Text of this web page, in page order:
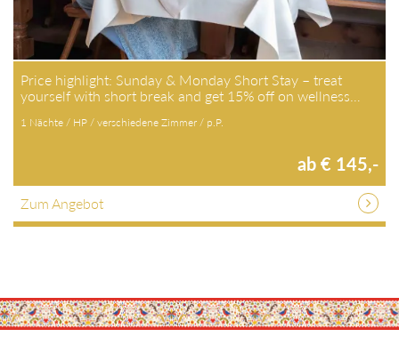
Price highlight: Sunday & Monday Short Stay – treat
yourself with short break and get 15% off on wellness…
1 Nächte / HP / verschiedene Zimmer / p.P.
ab € 145,-
Zum Angebot